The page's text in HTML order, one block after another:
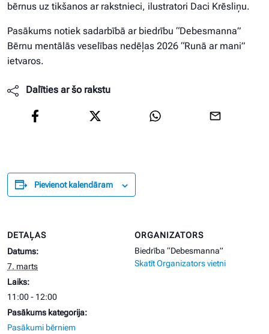
bērnus uz tikšanos ar rakstnieci, ilustratori Daci Krēsliņu.
Pasākums notiek sadarbībā ar biedrību “Debesmanna”
Bērnu mentālās veselības nedēļas 2026 “Runā ar mani”
ietvaros.
Dalīties ar šo rakstu
Pievienot kalendāram
DETAĻAS
Datums:
7. marts
Laiks:
11:00 - 12:00
Pasākums kategorija:
Pasākumi bērniem
ORGANIZATORS
Biedrība “Debesmanna”
Skatīt Organizators vietni